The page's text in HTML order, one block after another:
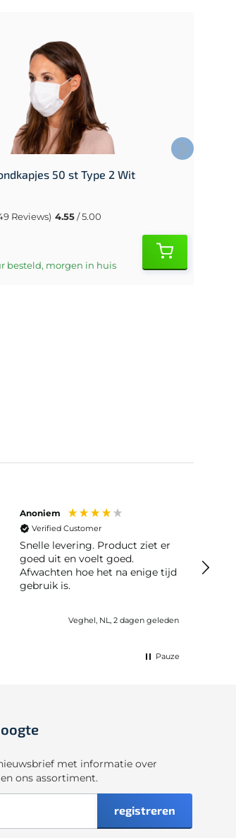
50 st Type 2 Wit
Reviews) 4.55/ 5.00
besteld, morgen in huis
Anoniem
Verified Customer
Snelle levering. Product ziet er
goed uit en voelt goed.
Afwachten hoe het na enige tijd
gebruik is.
Veghel, NL, 2 dagen geleden
Pauze
met informatie over
en ons assortiment.
registreren